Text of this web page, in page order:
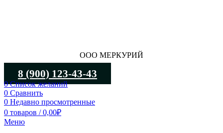
ООО МЕРКУРИЙ
8 (900) 123-43-43
0Список желаний
0 Сравнить
0 Недавно просмотренные
0 товаров / 0,00₽
Меню